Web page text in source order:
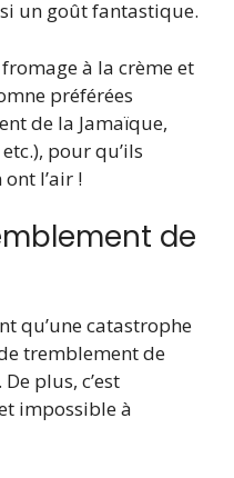
un goût fantastique.
à la crème et
préférées
de la Jamaïque,
pour qu’ils
l’air !
de
qu’une catastrophe
tremblement de
plus, c’est
impossible à